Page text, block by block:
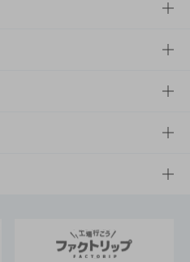
テナビリティ経営